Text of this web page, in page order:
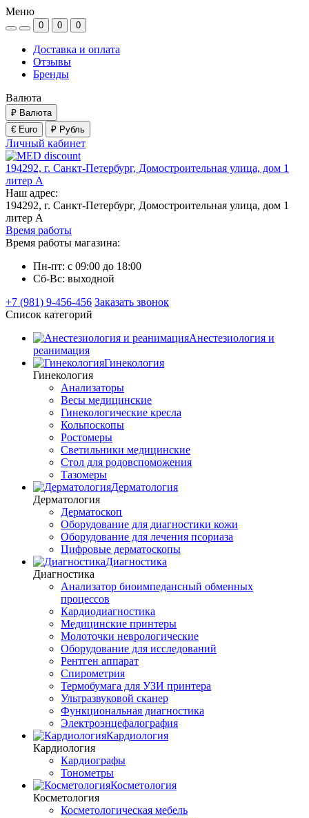
Меню
0 0 0
Доставка и оплата
Отзывы
Бренды
Валюта
₽ Валюта
€ Euro
₽ Рубль
Личный кабинет
194292, г. Санкт-Петербург, Домостроительная улица, дом 1
литер А
Наш адрес:
194292, г. Санкт-Петербург, Домостроительная улица, дом 1
литер А
Время работы
Время работы магазина:
Пн-пт: с 09:00 до 18:00
Сб-Вс: выходной
+7 (981) 9-456-456 Заказать звонок
Список категорий
Анестезиология и
реанимация
Гинекология
Гинекология
Анализаторы
Весы медицинские
Гинекологические кресла
Кольпоскопы
Ростомеры
Светильники медицинские
Стол для родовспоможения
Тазомеры
Дерматология
Дерматология
Дерматоскоп
Оборудование для диагностики кожи
Оборудование для лечения псориаза
Цифровые дерматоскопы
Диагностика
Диагностика
Анализатор биоимпедансный обменных
процессов
Кардиодиагностика
Медицинские принтеры
Молоточки неврологические
Оборудование для исследований
Рентген аппарат
Спирометрия
Термобумага для УЗИ принтера
Ультразвуковой сканер
Функциональная диагностика
Электроэнцефалография
Кардиология
Кардиология
Кардиографы
Тонометры
Косметология
Косметология
Косметологическая мебель